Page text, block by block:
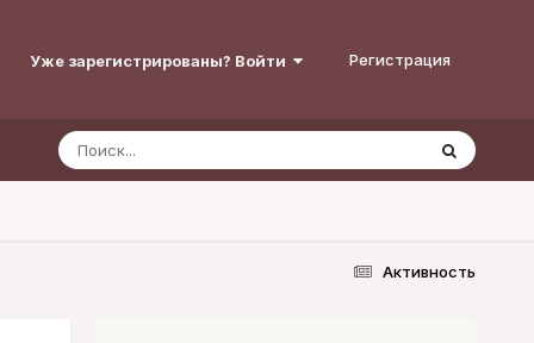
Уже зарегистрированы? Войти Регистрация
Активность